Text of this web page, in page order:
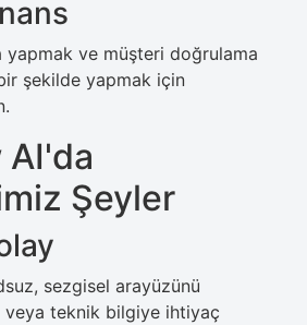
yapmak ve müşteri doğrulama
şekilde yapmak için
Şeyler
sezgisel arayüzünü
veya teknik bilgiye ihtiyaç